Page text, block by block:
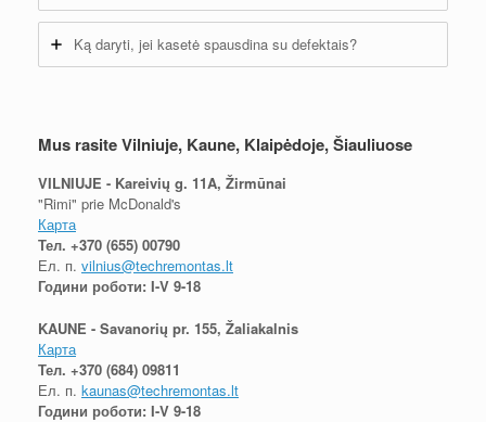
Ką daryti, jei kasetė spausdina su defektais?
Mus rasite Vilniuje, Kaune, Klaipėdoje, Šiauliuose
VILNIUJE - Kareivių g. 11A, Žirmūnai
"Rimi" prie McDonald's
Карта
Тел. +370 (655) 00790
Ел. п. vilnius@techremontas.lt
Години роботи: I-V 9-18
KAUNE - Savanorių pr. 155, Žaliakalnis
Карта
Тел. +370 (684) 09811
Ел. п. kaunas@techremontas.lt
Години роботи: I-V 9-18